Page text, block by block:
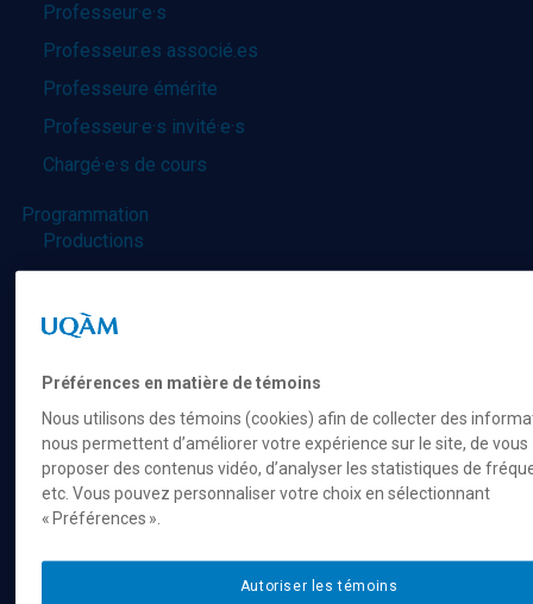
Professeur·e·s
Professeur.es associé.es
Professeure émérite
Professeur·e·s invité·e·s
Chargé·e·s de cours
Programmation
Productions
Billetterie
Recherche
Publications
Mémoires et thèses
Centre de documentation (CEDEST)
Formulaire Résidence de recherche/création
Nous joindre
Préférences en matière de témoins
Nous utilisons des témoins (cookies) afin de collecter des
nous permettent d’améliorer votre expérience sur le site, de vous
proposer des contenus vidéo, d’analyser les statistiques de
etc. Vous pouvez personnaliser votre choix en sélectionnant
« Préférences ».
Autoriser les témoins